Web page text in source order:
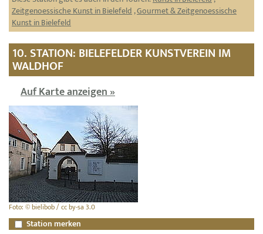
Zeitgenoessische Kunst in Bielefeld,Gourmet & Zeitgenoessische
Kunst in Bielefeld
10. STATION: BIELEFELDER KUNSTVEREIN IM
WALDHOF
Auf Karte anzeigen »
Foto: © bielibob / cc by-sa 3.0
Station merken